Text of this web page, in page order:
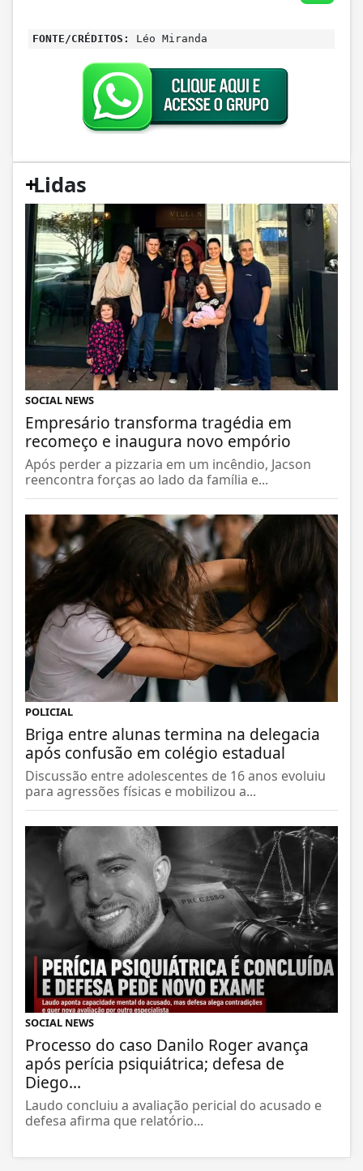
FONTE/CRÉDITOS: Léo Miranda
+
Lidas
SOCIAL NEWS
Empresário transforma tragédia em
recomeço e inaugura novo empório
Após perder a pizzaria em um incêndio, Jacson
reencontra forças ao lado da família e...
POLICIAL
Briga entre alunas termina na delegacia
após confusão em colégio estadual
Discussão entre adolescentes de 16 anos evoluiu
para agressões físicas e mobilizou a...
SOCIAL NEWS
Processo do caso Danilo Roger avança
após perícia psiquiátrica; defesa de
Diego...
Laudo concluiu a avaliação pericial do acusado e
defesa afirma que relatório...